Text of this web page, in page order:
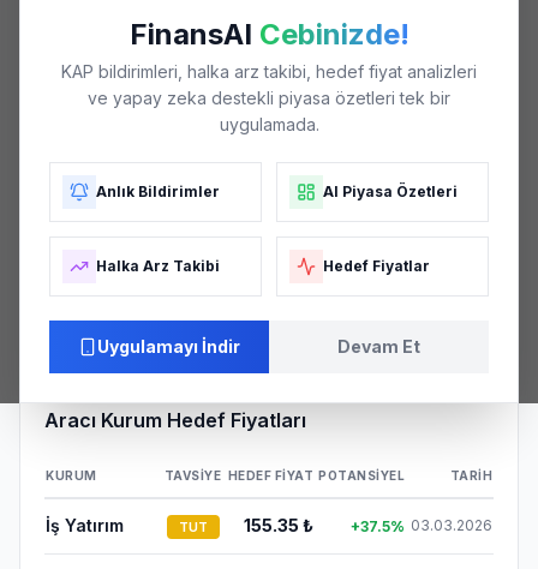
FinansAI Cebinizde!
KAP bildirimleri, halka arz takibi, hedef fiyat analizleri
ve yapay zeka destekli piyasa özetleri tek bir
uygulamada.
Anlık Bildirimler AI Piyasa Özetleri
Halka Arz Takibi Hedef Fiyatlar
Uygulamayı İndir Devam Et
₺105
₺112
Aracı Kurum Hedef Fiyatları
KURUM TAVSIYE HEDEF FIYAT POTANSIYEL TARIH
İş Yatırım TUT 155.35 ₺ +37.5% 03.03.2026